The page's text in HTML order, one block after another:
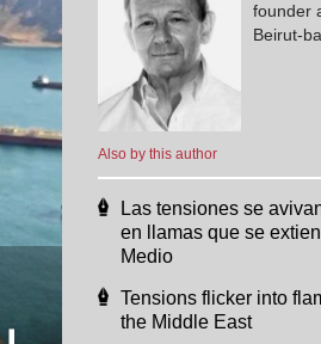
Also by this author
founder
Beirut-
Las tensiones se
en llamas que se
Medio
Tensions flicker into
the Middle East